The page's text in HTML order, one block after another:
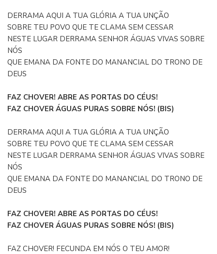
DERRAMA AQUI A TUA GLÓRIA A TUA UNÇÃO
SOBRE TEU POVO QUE TE CLAMA SEM CESSAR
NESTE LUGAR DERRAMA SENHOR ÁGUAS VIVAS SOBRE
NÓS
QUE EMANA DA FONTE DO MANANCIAL DO TRONO DE
DEUS
FAZ CHOVER! ABRE AS PORTAS DO CÉUS!
FAZ CHOVER ÁGUAS PURAS SOBRE NÓS! (BIS)
DERRAMA AQUI A TUA GLÓRIA A TUA UNÇÃO
SOBRE TEU POVO QUE TE CLAMA SEM CESSAR
NESTE LUGAR DERRAMA SENHOR ÁGUAS VIVAS SOBRE
NÓS
QUE EMANA DA FONTE DO MANANCIAL DO TRONO DE
DEUS
FAZ CHOVER! ABRE AS PORTAS DO CÉUS!
FAZ CHOVER ÁGUAS PURAS SOBRE NÓS! (BIS)
FAZ CHOVER! FECUNDA EM NÓS O TEU AMOR!